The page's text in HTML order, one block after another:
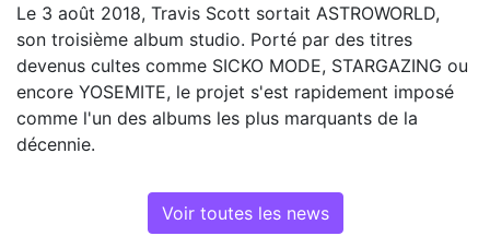
Le 3 août 2018, Travis Scott sortait ASTROWORLD,
son troisième album studio. Porté par des titres
devenus cultes comme SICKO MODE, STARGAZING ou
encore YOSEMITE, le projet s'est rapidement imposé
comme l'un des albums les plus marquants de la
décennie.
Voir toutes les news